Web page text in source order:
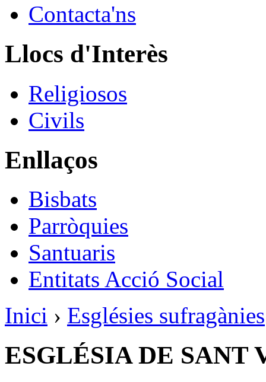
Contacta'ns
Llocs d'Interès
Religiosos
Civils
Enllaços
Bisbats
Parròquies
Santuaris
Entitats Acció Social
Inici › Esglésies sufragànies
ESGLÉSIA DE SANT